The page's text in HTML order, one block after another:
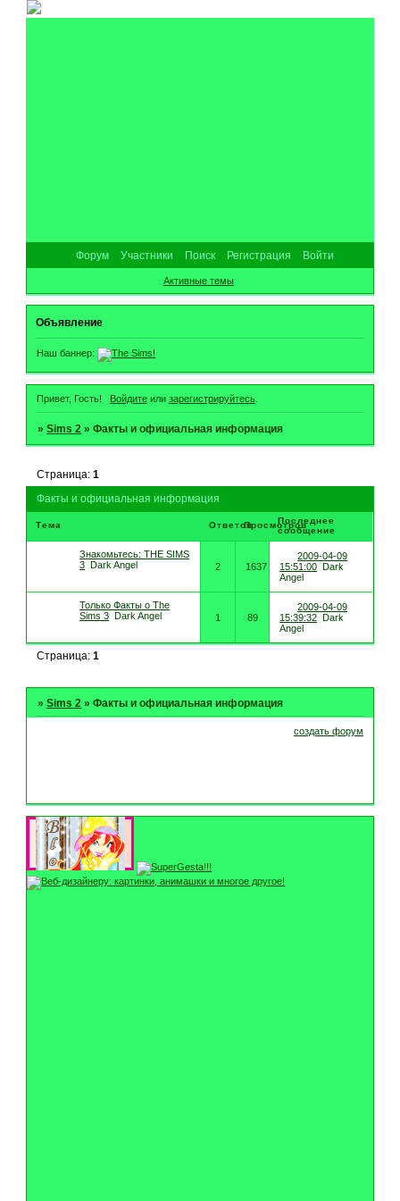
Форум Участники Поиск Регистрация Войти
Активные темы
Объявление
Наш баннер:
Привет, Гость! Войдитеили зарегистрируйтесь.
»Sims 2 »Факты и официальная информация
Факты и официальная информация
Страница:1
Тема ОтветовПросмотровПоследнее
сообщение
Знакомьтесь: THE SIMS
3 Dark Angel 2 1637
2009-04-09
15:51:00 Dark
Angel
Только Факты о The
Sims 3 Dark Angel 1 89
2009-04-09
15:39:32 Dark
Angel
Страница:1
»Sims 2 »Факты и официальная информация
создать форум